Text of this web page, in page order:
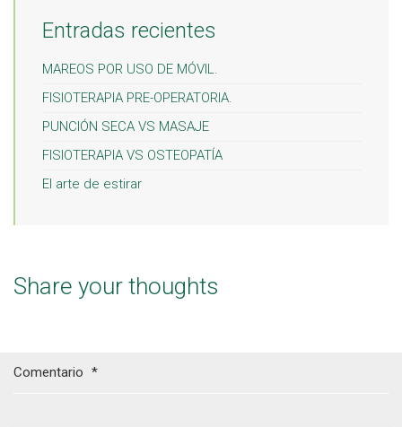
Entradas recientes
MAREOS POR USO DE MÓVIL.
FISIOTERAPIA PRE-OPERATORIA.
PUNCIÓN SECA VS MASAJE
FISIOTERAPIA VS OSTEOPATÍA
El arte de estirar
Share your thoughts
Comentario *